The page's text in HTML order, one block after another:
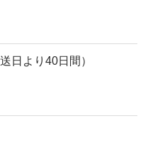
日より40日間）